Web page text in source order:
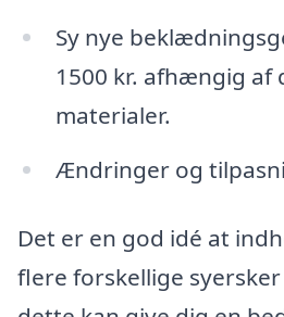
Sy nye
1500 kr. afhængig af
materialer.
Ændringer og
Det er en god idé at
flere forskellige